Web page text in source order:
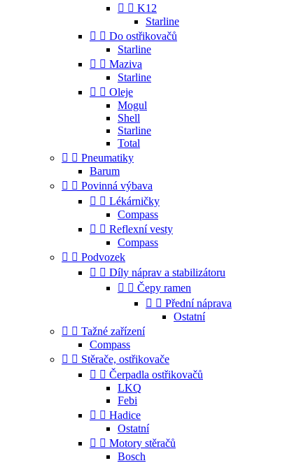
  K12
Starline
  Do ostřikovačů
Starline
  Maziva
Starline
  Oleje
Mogul
Shell
Starline
Total
  Pneumatiky
Barum
  Povinná výbava
  Lékárničky
Compass
  Reflexní vesty
Compass
  Podvozek
  Díly náprav a stabilizátoru
  Čepy ramen
  Přední náprava
Ostatní
  Tažné zařízení
Compass
  Stěrače, ostřikovače
  Čerpadla ostřikovačů
LKQ
Febi
  Hadice
Ostatní
  Motory stěračů
Bosch